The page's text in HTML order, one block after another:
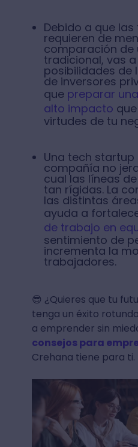
Debido a que
requieren de
comparación de
tradicional, vas
posibilidades de
de inversores
que preparar
alto impacto
virtudes de tu
Una tech startup
compañía no
cual las líneas
tan rígidas. La
las distintas
ayuda a
de trabajo en
sentimiento de
incrementa la
trabajadores.
😎 ¿Quieres que tu
tenga un éxito
a emprender sin
consejos para
Crehana tiene para ti.